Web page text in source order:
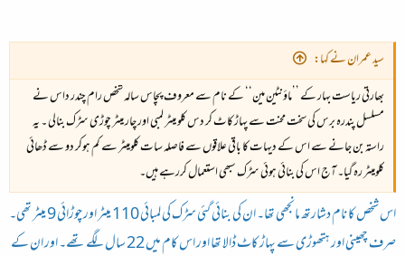
سید عمران نے کہا:
بھارتی ریاست بہار کے ’’ماؤنٹین مین‘‘ کے نام سے معروف پچاس سالہ شخص رام چندر داس نے
مسلسل پندرہ برس کی سخت محنت سے پہاڑ کاٹ کر دس کلو میٹر لمبی اور چار میٹر چوڑی سڑک بنالی ۔ یہ
راستہ بن جانے سے اس کے دیہات کا باقی علاقوں سے فاصلہ سات کلومیٹر سے کم ہوکر دو سے ڈھائی
کلومیٹر رہ گیا۔ آج اس کی بنائی ہوئی سڑک سبھی استعمال کررہے ہیں۔
اس شخص کا نام دشارتھ مانجھی تھا۔ ان کی بنائی گئی سڑک کی لمبائی 110 میٹر اور چوڑائی 9 میٹر تھی۔
صرف چھینی اور ہتھوڑی سے پہاڑ کاٹ ڈالا تھا اور اس کام میں 22 سال لگے تھے۔ اور ان کے